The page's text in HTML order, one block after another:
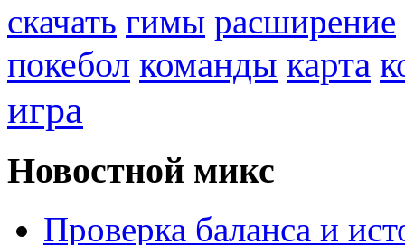
скачать гимы расширение
покебол команды карта
игра
Новостной микс
Проверка баланса и